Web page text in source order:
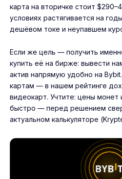
карта на вторичке стоит
условиях растягивается на
дешёвом токе и неупавшем
Если же цель — получить
купить её на бирже: вывести
актив напрямую удобно на Bybit
картам — в нашем рейтинге
видеокарт. Учтите: цены
быстро — перед решением
актуальном калькуляторе